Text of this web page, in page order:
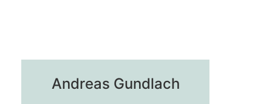
Andreas Gundlach